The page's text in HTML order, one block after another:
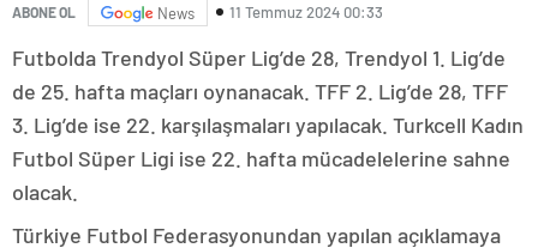
ABONE OL News 11 Temmuz 2024 00:33
Futbolda Trendyol Süper Lig’de 28, Trendyol 1. Lig’de
de 25. hafta maçları oynanacak. TFF 2. Lig’de 28, TFF
3. Lig’de ise 22. karşılaşmaları yapılacak. Turkcell Kadın
Futbol Süper Ligi ise 22. hafta mücadelelerine sahne
olacak.
Türkiye Futbol Federasyonundan yapılan açıklamaya